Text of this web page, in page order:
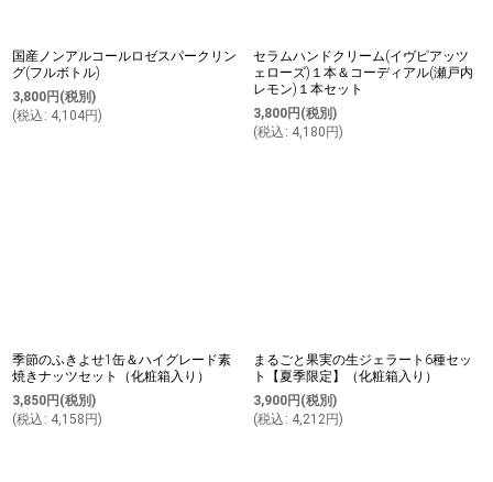
国産ノンアルコールロゼスパークリン
グ(フルボトル)
3,800円 (税別)
(税込 : 4,104円)
セラムハンドクリーム(イヴピアッツ
ェローズ)１本＆コーディアル(瀬戸内
レモン)１本セット
3,800円 (税別)
(税込 : 4,180 円)
季節のふきよせ1缶＆ハイグレード素
焼きナッツセット（化粧箱入り）
3,850円 (税別)
(税込 : 4,158 円)
まるごと果実の生ジェラート6種セッ
ト【夏季限定】（化粧箱入り）
3,900円 (税別)
(税込 : 4,212円)